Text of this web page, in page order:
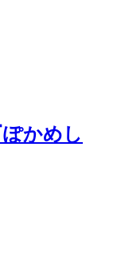
かめし